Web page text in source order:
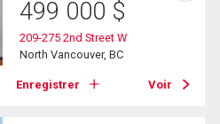
499 000 $
209-275 2nd Street W
North Vancouver, BC
Enregistrer Voir